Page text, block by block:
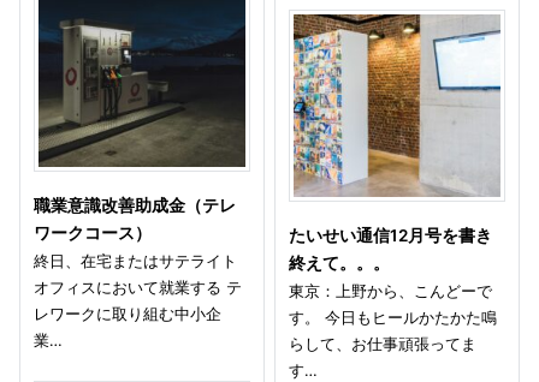
職業意識改善助成金（テレ
ワークコース）
終日、在宅またはサテライト
オフィスにおいて就業する テ
レワークに取り組む中小企
業…
たいせい通信12月号を書き
終えて。。。
東京：上野から、こんどーで
す。 今日もヒールかたかた鳴
らして、お仕事頑張ってま
す…